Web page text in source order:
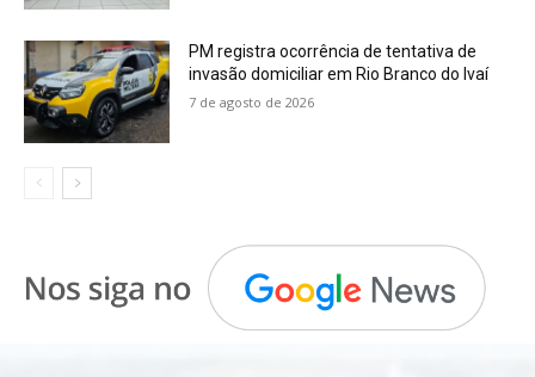
PM registra ocorrência de tentativa de
invasão domiciliar em Rio Branco do Ivaí
7 de agosto de 2026